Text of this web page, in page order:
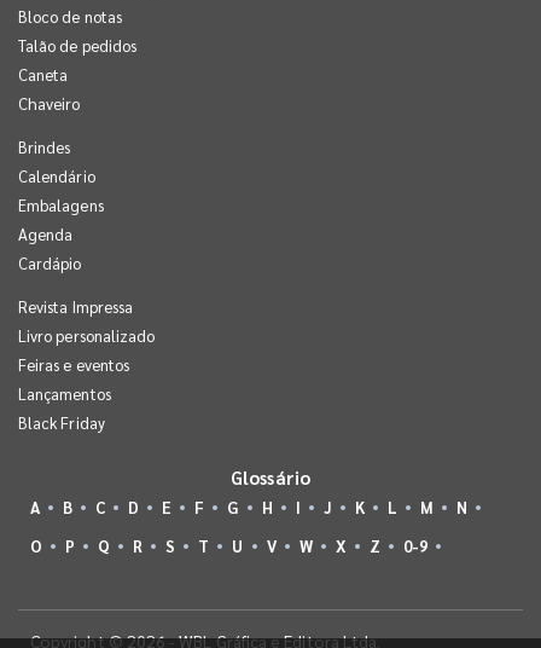
Bloco de notas
Talão de pedidos
Caneta
Chaveiro
Brindes
Calendário
Embalagens
Agenda
Cardápio
Revista Impressa
Livro personalizado
Feiras e eventos
Lançamentos
Black Friday
Glossário
A B C D E F G H I J K L M
N
O
P Q R S T U V W X Z 0-9
Copyright © 2026 - WBL Gráfica e Editora Ltda.